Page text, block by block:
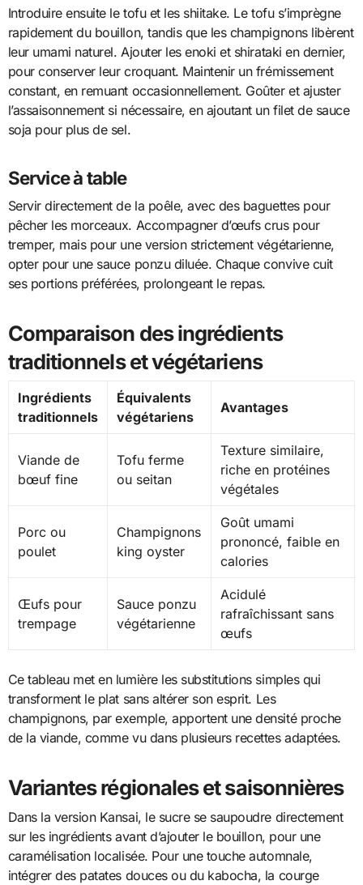
Introduire ensuite le tofu et les shiitake. Le tofu s’imprègne
rapidement du bouillon, tandis que les champignons libèrent
leur umami naturel. Ajouter les enoki et shirataki en dernier,
pour conserver leur croquant. Maintenir un frémissement
constant, en remuant occasionnellement. Goûter et ajuster
l’assaisonnement si nécessaire, en ajoutant un filet de sauce
soja pour plus de sel.
Service à table
Servir directement de la poêle, avec des baguettes pour
pêcher les morceaux. Accompagner d’œufs crus pour
tremper, mais pour une version strictement végétarienne,
opter pour une sauce ponzu diluée. Chaque convive cuit
ses portions préférées, prolongeant le repas.
Comparaison des ingrédients
traditionnels et végétariens
Ingrédients
traditionnels
Équivalents
végétariens
Avantages
Viande de
bœuf fine
Tofu ferme
ou seitan
Texture similaire,
riche en protéines
végétales
Porc ou
poulet
Champignons
king oyster
Goût umami
prononcé, faible en
calories
Œufs pour
trempage
Sauce ponzu
végétarienne
Acidulé
rafraîchissant sans
œufs
Ce tableau met en lumière les substitutions simples qui
transforment le plat sans altérer son esprit. Les
champignons, par exemple, apportent une densité proche
de la viande, comme vu dans plusieurs recettes adaptées.
Variantes régionales et saisonnières
Dans la version Kansai, le sucre se saupoudre directement
sur les ingrédients avant d’ajouter le bouillon, pour une
caramélisation localisée. Pour une touche automnale,
intégrer des patates douces ou du kabocha, la courge